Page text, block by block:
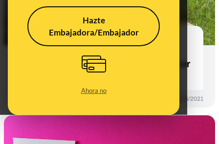
Hazte
Embajadora/Embajador
Ahora no
Paseos a horas frescas y evitar
golpes de calor en perros y qué hacer
21/06/2021